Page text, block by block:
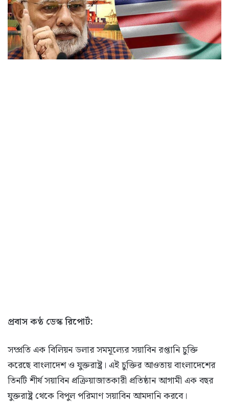
প্রবাস কন্ঠ ডেস্ক রিপোর্ট:
সম্প্রতি এক বিলিয়ন ডলার সমমূল্যের সয়াবিন রপ্তানি চুক্তি
করেছে বাংলাদেশ ও যুক্তরাষ্ট্র। এই চুক্তির আওতায় বাংলাদেশের
তিনটি শীর্ষ সয়াবিন প্রক্রিয়াজাতকারী প্রতিষ্ঠান আগামী এক বছর
যুক্তরাষ্ট্র থেকে বিপুল পরিমাণ সয়াবিন আমদানি করবে।